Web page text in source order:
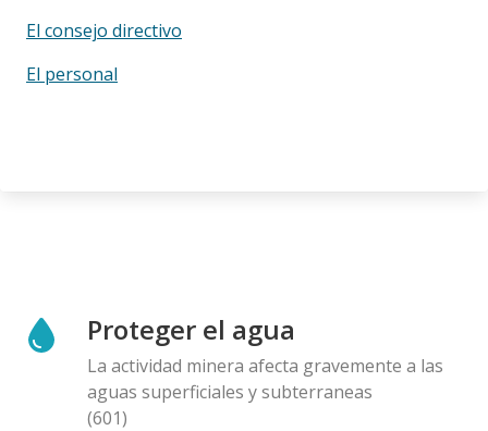
El consejo directivo
El personal
Proteger el agua
La actividad minera afecta gravemente a las
aguas superficiales y subterraneas
(601)